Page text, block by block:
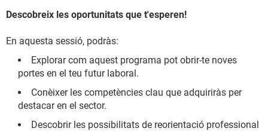
Descobreix les oportunitats que t'esperen!
En aquesta sessió, podràs:
Explorar com aquest programa pot obrir-te noves
portes en el teu futur laboral.
Conèixer les competències clau que adquiriràs per
destacar en el sector.
Descobrir les possibilitats de reorientació professional